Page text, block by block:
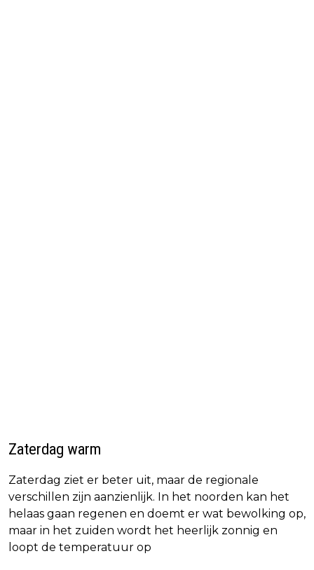
Zaterdag warm
Zaterdag ziet er beter uit, maar de regionale
verschillen zijn aanzienlijk. In het noorden kan het
helaas gaan regenen en doemt er wat bewolking op,
maar in het zuiden wordt het heerlijk zonnig en
loopt de temperatuur op